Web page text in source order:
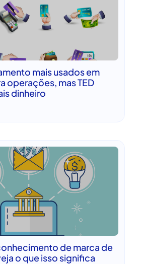
mais usados em
operações, mas TED
dinheiro
de marca de
o que isso significa